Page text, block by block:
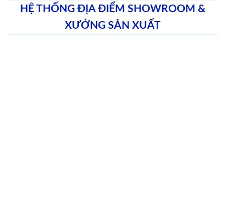
HỆ THỐNG ĐỊA ĐIỂM SHOWROOM &
XƯỞNG SẢN XUẤT